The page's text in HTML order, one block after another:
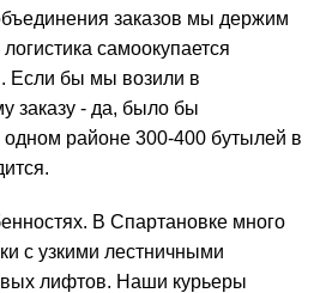
заказов мы держим
самоокупается
Если бы мы возили в
заказу - да, было бы
одном районе 300-400 бутылей в
В Спартановке много
с узкими лестничными
лифтов. Наши курьеры